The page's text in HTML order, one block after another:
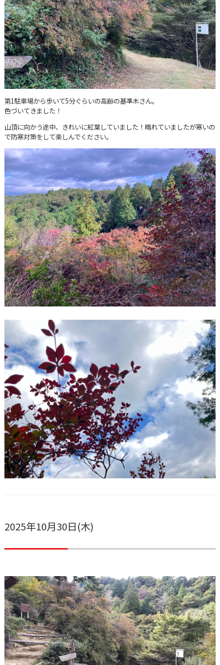
第1駐車場から歩いて5分ぐらいの高齢の基準木さん。
色づいてきました！
山頂に向かう途中、きれいに紅葉していました！晴れていましたが寒いの
で防寒対策をして楽しんでください。
2025年10月30日(木)